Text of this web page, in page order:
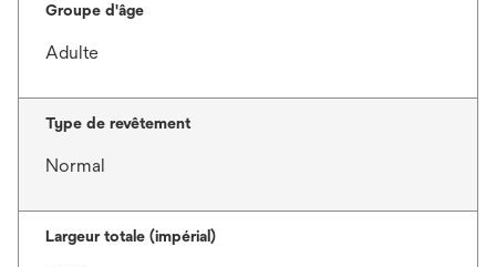
Groupe d'âge
Adulte
Type de revêtement
Normal
Largeur totale (impérial)